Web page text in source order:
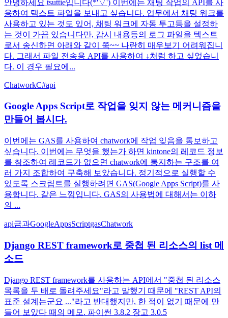
안녕하세요 tsuttie입니다(*'▽') 이번에는 채팅 작업의 API를 사
용하여 텍스트 파일을 보내고 싶습니다. 업무에서 채팅 워크를
사용하고 있는 것도 있어, 채팅 워크에 자동 투고등을 설정하
는 것이 가끔 있습니다만, 감시 내용등의 로그 파일을 텍스트
로서 송신하면 아래와 같이 쭉~~ 나란히 매우보기 어려워집니
다. 그래서 파일 전송용 API를 사용하여 ↓처럼 하고 싶었습니
다. 이 경우 필요에...
ChatworkC#api
Google Apps Script로 작업을 잊지 않는 메커니즘을
만들어 봅시다.
이번에는 GAS를 사용하여 chatwork에 작업 잊음을 통보하고
싶습니다. 이번에는 무엇을 했는가 하면 kintone의 레코드 정보
를 참조하여 레코드가 없으면 chatwork에 통지하는 구조를 여
러 가지 조합하여 구축해 보았습니다. 정기적으로 실행할 수
있도록 스크립트를 실행하려면 GAS(Google Apps Script)를 사
용합니다. 같은 느낌입니다. GAS의 사용법에 대해서는 이하
의 ...
api금과GoogleAppsScriptgasChatwork
Django REST framework로 중첩 된 리소스의 list 메
소드
Django REST framework를 사용하는 API에서 "중첩 된 리소스
목록을 두 배로 돌려주세요"라고 말했기 때문에 "REST API의
표준 설계는군요 ..."라고 반대했지만, 한 적이 없기 때문에 만
들어 보았다 때의 메모. 파이썬 3.8.2 장고 3.0.5